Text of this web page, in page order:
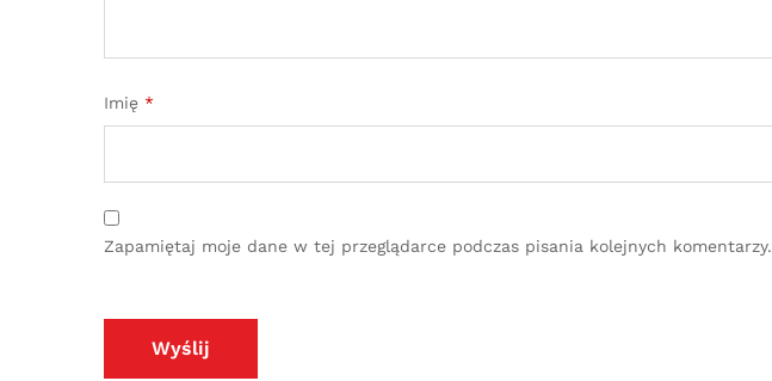
Imię *
Zapamiętaj moje dane w tej przeglądarce podczas pisania kolejnych komentarzy.